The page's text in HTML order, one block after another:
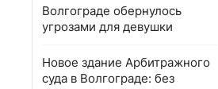
Волгограде обернулось
угрозами для девушки
Новое здание Арбитражного
суда в Волгограде: без